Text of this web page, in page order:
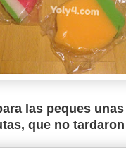
las peques
que no